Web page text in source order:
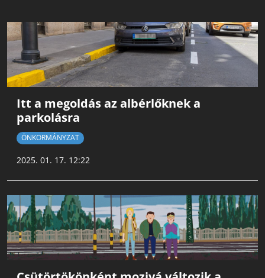
Itt a megoldás az albérlőknek a
parkolásra
ÖNKORMÁNYZAT
2025. 01. 17. 12:22